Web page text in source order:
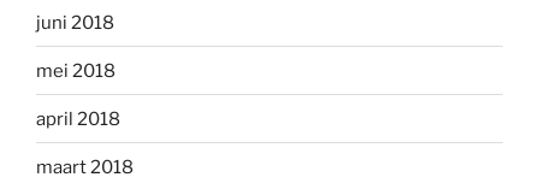
juni 2018
mei 2018
april 2018
maart 2018